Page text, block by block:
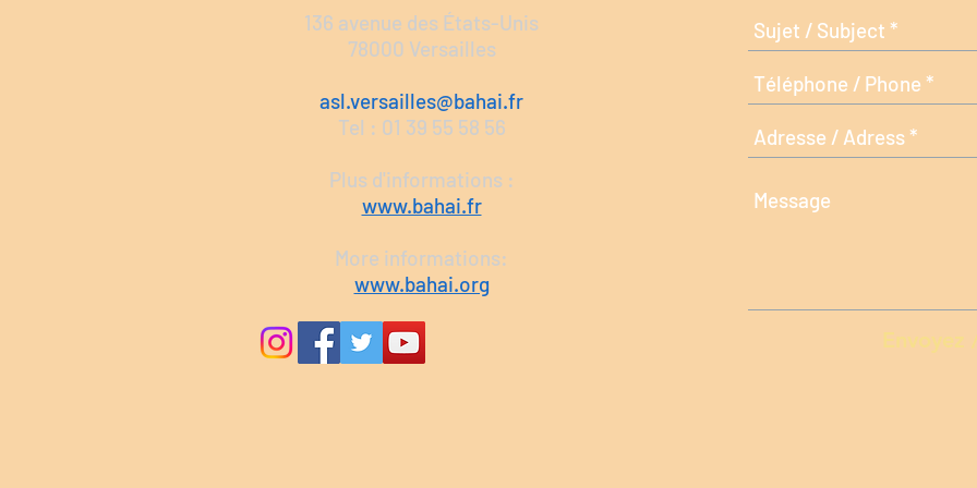
136 avenue des États-Unis
78000 Versailles
asl.versailles@bahai.fr
Tel : 01 39 55 58 56
Plus d'informations :
www.bahai.fr
More informations:
www.bahai.org
Envoyez